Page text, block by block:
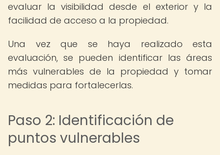
evaluar la visibilidad desde el exterior y la
facilidad de acceso a la propiedad.
Una vez que se haya realizado esta
evaluación, se pueden identificar las áreas
más vulnerables de la propiedad y tomar
medidas para fortalecerlas.
Paso 2: Identificación de
puntos vulnerables